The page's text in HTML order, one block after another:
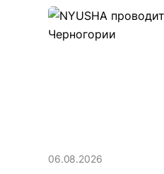
06.08.2026